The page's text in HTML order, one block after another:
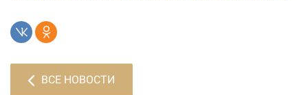
ВСЕ НОВОСТИ